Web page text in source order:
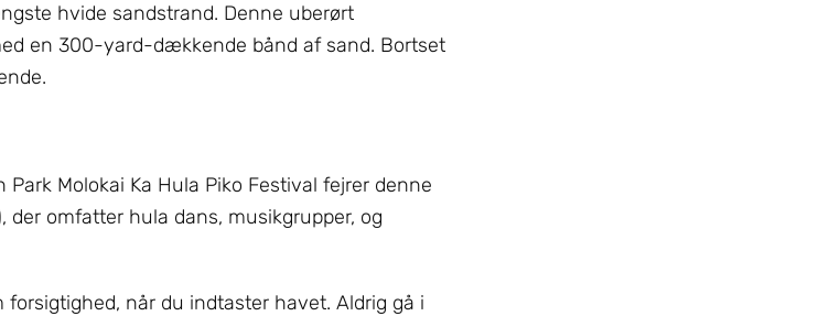
hvide sandstrand. Denne uberørt
en 300-yard-dækkende bånd af sand. Bortset
Molokai Ka Hula Piko Festival fejrer denne
omfatter hula dans, musikgrupper, og
når du indtaster havet. Aldrig gå i